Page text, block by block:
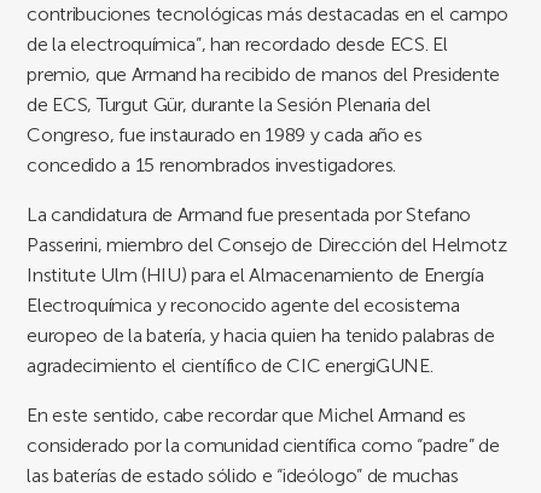
contribuciones tecnológicas más destacadas en el campo
de la electroquímica”, han recordado desde ECS. El
premio, que Armand ha recibido de manos del Presidente
de ECS, Turgut Gür, durante la Sesión Plenaria del
Congreso, fue instaurado en 1989 y cada año es
concedido a 15 renombrados investigadores.
La candidatura de Armand fue presentada por Stefano
Passerini, miembro del Consejo de Dirección del Helmotz
Institute Ulm (HIU) para el Almacenamiento de Energía
Electroquímica y reconocido agente del ecosistema
europeo de la batería, y hacia quien ha tenido palabras de
agradecimiento el científico de CIC energiGUNE.
En este sentido, cabe recordar que Michel Armand es
considerado por la comunidad científica como “padre” de
las baterías de estado sólido e “ideólogo” de muchas